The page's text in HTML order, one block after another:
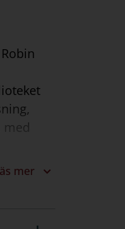
med
mer